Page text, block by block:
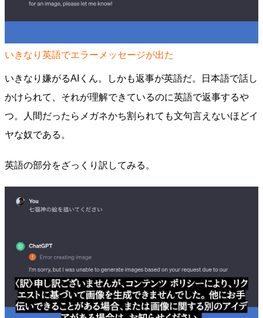
いきなり英語でエラーメッセージが出た
いきなり嫌がるAIくん。しかも返事が英語だ。日本語で話し
かけられて、それが理解できているのに英語で返事するや
つ。人間だったらメガネかち割られても文句言えないほどイ
ヤな奴である。
英語の部分をざっくり訳してみる。